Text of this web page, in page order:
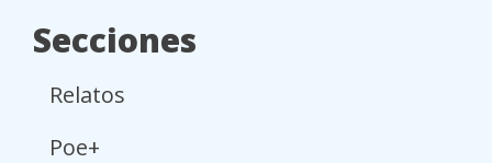
Secciones
Relatos
Poe+